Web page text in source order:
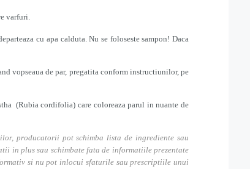
varfuri.
cu apa calduta. Nu se foloseste sampon! Daca
vopseaua de par, pregatita conform instructiunilor, pe
(Rubia cordifolia) care coloreaza parul in nuante de
producatorii pot schimba lista de ingrediente sau
in plus sau schimbate fata de informatiile prezentate
si nu pot inlocui sfaturile sau prescriptiile unui